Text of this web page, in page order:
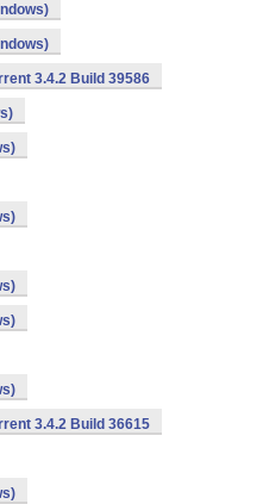
3.4.2 Build 39586
3.4.2 Build 36615